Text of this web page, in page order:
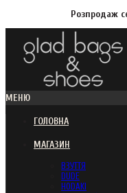
Розпродаж
МЕНЮ
ГОЛОВНА
МАГАЗИН
ВЗУТТЯ
DUDE
HODAKI